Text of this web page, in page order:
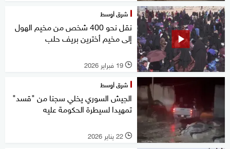
شرق أوسط
نقل نحو 400 شخص من مخيم الهول
إلى مخيم أخترين بريف حلب
l 19 فبراير 2026
شرق أوسط
الجيش السوري يخلي سجنا من "قسد"
تمهيدا لسيطرة الحكومة عليه
l 22 يناير 2026